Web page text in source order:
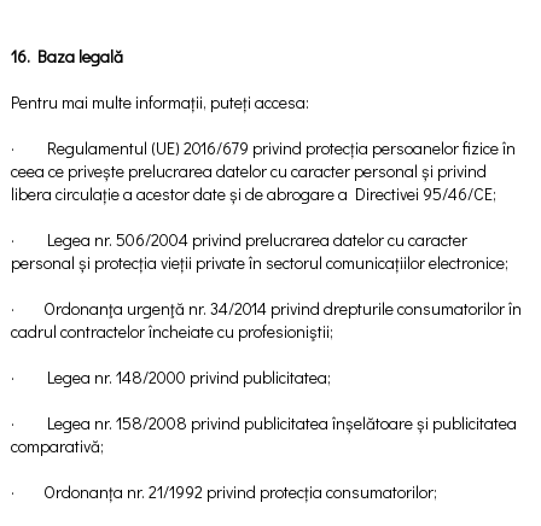
16. Baza legală
Pentru mai multe informații, puteți accesa:
· Regulamentul (UE) 2016/679 privind protecția persoanelor fizice în
ceea ce privește prelucrarea datelor cu caracter personal și privind
libera circulație a acestor date și de abrogare a Directivei 95/46/CE;
· Legea nr. 506/2004 privind prelucrarea datelor cu caracter
personal și protecția vieții private în sectorul comunicațiilor electronice;
· Ordonanţa urgenţă nr. 34/2014 privind drepturile consumatorilor în
cadrul contractelor încheiate cu profesioniştii;
· Legea nr. 148/2000 privind publicitatea;
· Legea nr. 158/2008 privind publicitatea înșelătoare și publicitatea
comparativă;
· Ordonanța nr. 21/1992 privind protecția consumatorilor;